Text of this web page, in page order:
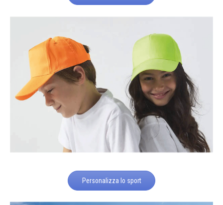
Personalizza lo sport